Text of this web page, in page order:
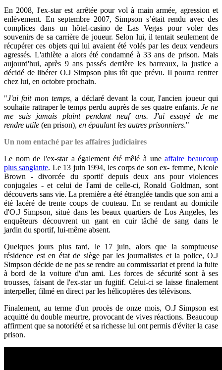
En 2008, l'ex-star est arrêtée pour vol à main armée, agression et
enlèvement. En septembre 2007, Simpson s’était rendu avec des
complices dans un hôtel-casino de Las Vegas pour voler des
souvenirs de sa carrière de joueur. Selon lui, il tentait seulement de
récupérer ces objets qui lui avaient été volés par les deux vendeurs
agressés. L'athlète a alors été condamné à 33 ans de prison. Mais
aujourd'hui, après 9 ans passés derrière les barreaux, la justice a
décidé de libérer O.J Simpson plus tôt que prévu. Il pourra rentrer
chez lui, en octobre prochain.
"J'ai fait mon temps, a déclaré devant la cour, l'ancien joueur qui
souhaite rattraper le temps perdu auprès de ses quatre enfants.Je ne
me suis jamais plaint pendant neuf ans. J'ai essayé de me
rendre utile (en prison), en épaulant les autres prisonniers."
Un nom entaché par les affaires judiciaires
Le nom de l'ex-star a également été mêlé à uneaffaire beaucoup
plus sanglante. Le 13 juin 1994, les corps de son ex- femme, Nicole
Brown - divorcée du sportif depuis deux ans pour violences
conjugales - et celui de l'ami de celle-ci, Ronald Goldman, sont
découverts sans vie. La première a été étranglée tandis que son ami a
été lacéré de trente coups de couteau. En se rendant au domicile
d'O.J Simpson, situé dans les beaux quartiers de Los Angeles, les
enquêteurs découvrent un gant en cuir tâché de sang dans le
jardin du sportif, lui-même absent.
Quelques jours plus tard, le 17 juin, alors que la somptueuse
résidence est en état de siège par les journalistes et la police, O.J
Simpson décide de ne pas se rendre au commissariat et prend la fuite
à bord de la voiture d'un ami. Les forces de sécurité sont à ses
trousses, faisant de l'ex-star un fugitif. Celui-ci se laisse finalement
interpeller, filmé en direct par les hélicoptères des télévisons.
Finalement, au terme d'un procès de onze mois, O.J Simpson est
acquitté du double meurtre, provocant de vives réactions. Beaucoup
affirment que sa notoriété et sa richesse lui ont permis d'éviter la case
prison.